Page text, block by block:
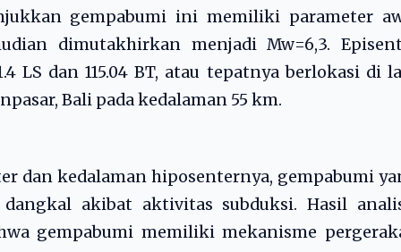
gempabumi ini memiliki parameter
dimutakhirkan menjadi Mw=6,3.
LS dan 115.04 BT, atau tepatnya berlokasi di
Bali pada kedalaman 55 km.
dan kedalaman hiposenternya, gempabumi
akibat aktivitas subduksi. Hasil
gempabumi memiliki mekanisme